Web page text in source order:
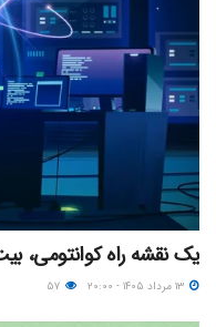
یک نقشه راه کوانتومی،